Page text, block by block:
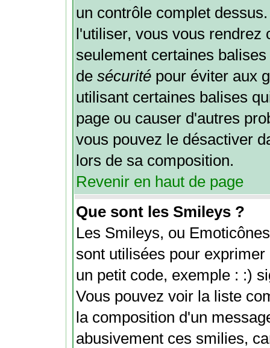
un contrôle complet
l'utiliser, vous vous rendrez
seulement certaines
de sécurité pour éviter aux
utilisant certaines balises
page ou causer d'autres
vous pouvez le désactiver
lors de sa composition.
Revenir en haut de page
Que sont les Smileys ?
Les Smileys, ou
sont utilisées pour
un petit code, exemple : :)
Vous pouvez voir la liste
la composition d'un
abusivement ces smilies,